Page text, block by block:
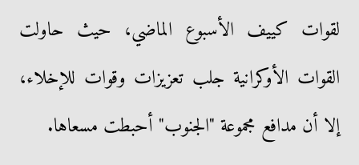
لقوات كييف الأسبوع الماضي، حيث حاولت
القوات الأوكرانية جلب تعزيزات وقوات للإخلاء،
إلا أن مدافع مجموعة "الجنوب" أحبطت مسعاها.